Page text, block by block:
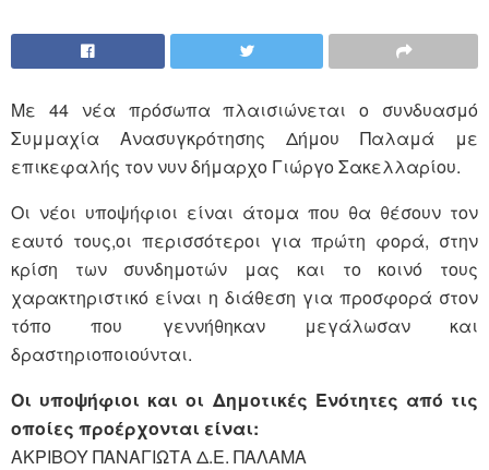
Με 44 νέα πρόσωπα πλαισιώνεται ο συνδυασμό
Συμμαχία Ανασυγκρότησης Δήμου Παλαμά με
επικεφαλής τον νυν δήμαρχο Γιώργο Σακελλαρίου.
Οι νέοι υποψήφιοι είναι άτομα που θα θέσουν τον
εαυτό τους,οι περισσότεροι για πρώτη φορά, στην
κρίση των συνδημοτών μας και το κοινό τους
χαρακτηριστικό είναι η διάθεση για προσφορά στον
τόπο που γεννήθηκαν μεγάλωσαν και
δραστηριοποιούνται.
Οι υποψήφιοι και οι Δημοτικές Ενότητες από τις
οποίες προέρχονται είναι:
ΑΚΡΙΒΟΥ ΠΑΝΑΓΙΩΤΑ Δ.Ε. ΠΑΛΑΜΑ